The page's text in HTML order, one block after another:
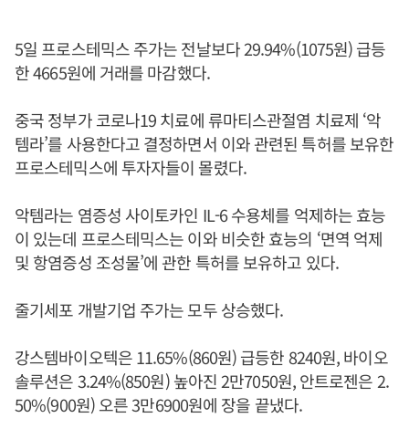
5일 프로스테믹스 주가는 전날보다 29.94%(1075원) 급등
한 4665원에 거래를 마감했다.
중국 정부가 코로나19 치료에 류마티스관절염 치료제 ‘악
템라’를 사용한다고 결정하면서 이와 관련된 특허를 보유한
프로스테믹스에 투자자들이 몰렸다.
악템라는 염증성 사이토카인 IL-6 수용체를 억제하는 효능
이 있는데 프로스테믹스는 이와 비슷한 효능의 ‘면역 억제
및 항염증성 조성물’에 관한 특허를 보유하고 있다.
줄기세포 개발기업 주가는 모두 상승했다.
강스템바이오텍은 11.65%(860원) 급등한 8240원, 바이오
솔루션은 3.24%(850원) 높아진 2만7050원, 안트로젠은 2.
50%(900원) 오른 3만6900원에 장을 끝냈다.